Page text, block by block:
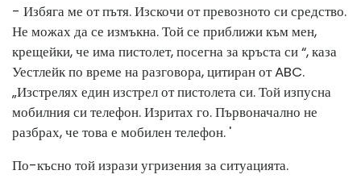
- Избяга ме от пътя. Изскочи от превозното си средство.
Не можах да се измъкна. Той се приближи към мен,
крещейки, че има пистолет, посегна за кръста си “, каза
Уестлейк по време на разговора, цитиран от ABC.
„Изстрелях един изстрел от пистолета си. Той изпусна
мобилния си телефон. Изритах го. Първоначално не
разбрах, че това е мобилен телефон. '
По-късно той изрази угризения за ситуацията.